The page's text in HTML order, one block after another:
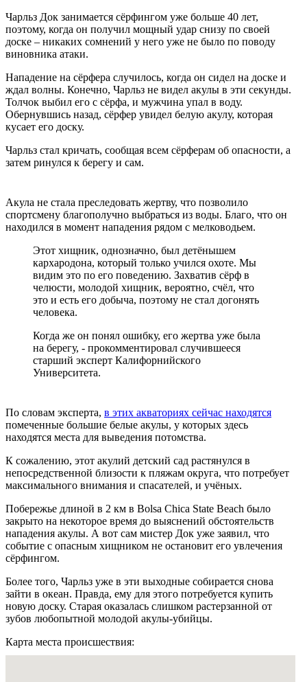
Чарльз Док занимается сёрфингом уже больше 40 лет,
поэтому, когда он получил мощный удар снизу по своей
доске – никаких сомнений у него уже не было по поводу
виновника атаки.
Нападение на сёрфера случилось, когда он сидел на доске и
ждал волны. Конечно, Чарльз не видел акулы в эти секунды.
Толчок выбил его с сёрфа, и мужчина упал в воду.
Обернувшись назад, сёрфер увидел белую акулу, которая
кусает его доску.
Чарльз стал кричать, сообщая всем сёрферам об опасности, а
затем ринулся к берегу и сам.
Акула не стала преследовать жертву, что позволило
спортсмену благополучно выбраться из воды. Благо, что он
находился в момент нападения рядом с мелководьем.
Этот хищник, однозначно, был детёнышем
кархародона, который только учился охоте. Мы
видим это по его поведению. Захватив сёрф в
челюсти, молодой хищник, вероятно, счёл, что
это и есть его добыча, поэтому не стал догонять
человека.
Когда же он понял ошибку, его жертва уже была
на берегу, - прокомментировал случившееся
старший эксперт Калифорнийского
Университета.
По словам эксперта, в этих акваториях сейчас находятся
помеченные большие белые акулы, у которых здесь
находятся места для выведения потомства.
К сожалению, этот акулий детский сад растянулся в
непосредственной близости к пляжам округа, что потребует
максимального внимания и спасателей, и учёных.
Побережье длиной в 2 км в Bolsa Chica State Beach было
закрыто на некоторое время до выяснений обстоятельств
нападения акулы. А вот сам мистер Док уже заявил, что
событие с опасным хищником не остановит его увлечения
сёрфингом.
Более того, Чарльз уже в эти выходные собирается снова
зайти в океан. Правда, ему для этого потребуется купить
новую доску. Старая оказалась слишком растерзанной от
зубов любопытной молодой акулы-убийцы.
Карта места происшествия: